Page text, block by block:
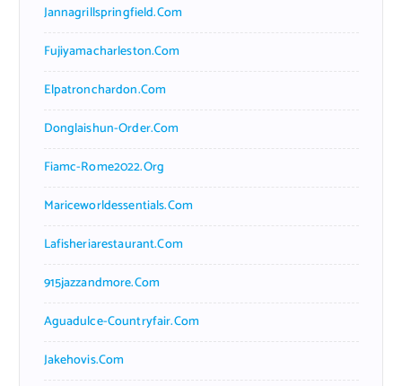
Jannagrillspringfield.com
Fujiyamacharleston.com
Elpatronchardon.com
Donglaishun-Order.com
Fiamc-Rome2022.org
Mariceworldessentials.com
Lafisheriarestaurant.com
915jazzandmore.com
Aguadulce-Countryfair.com
Jakehovis.com